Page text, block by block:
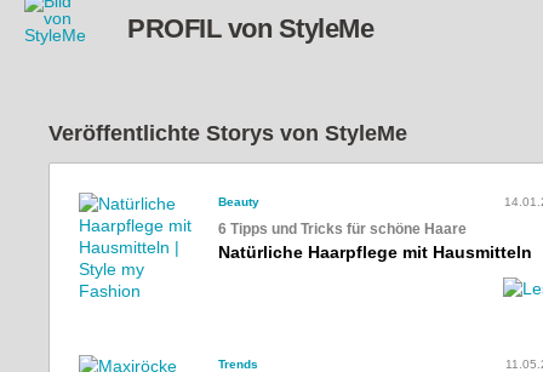
PROFIL von StyleMe
Veröffentlichte Storys von StyleMe
Beauty
6 Tipps und Tricks für schöne Haare
Natürliche Haarpflege mit Hausmitteln
Trends